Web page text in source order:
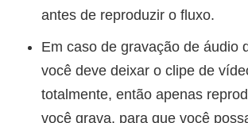
antes de reproduzir o fluxo.
Em caso de gravação de áudio
você deve deixar o clipe de
totalmente, então apenas
você grava, para que você